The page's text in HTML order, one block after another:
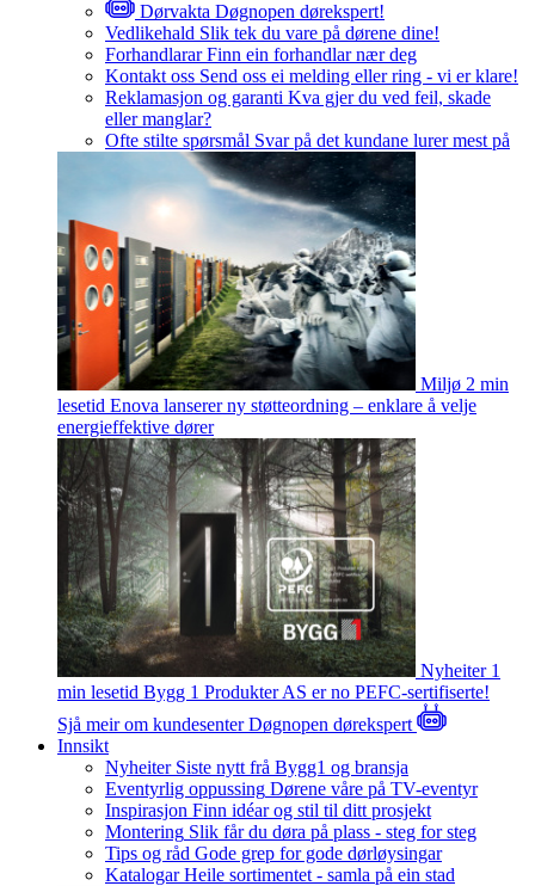
Dørvakta Døgnopen dørekspert!
Vedlikehald Slik tek du vare på dørene dine!
Forhandlarar Finn ein forhandlar nær deg
Kontakt oss Send oss ei melding eller ring - vi er klare!
Reklamasjon og garanti Kva gjer du ved feil, skade
eller manglar?
Ofte stilte spørsmål Svar på det kundane lurer mest på
Miljø 2 min
lesetid Enova lanserer ny støtteordning – enklare å velje
energieffektive dører
Nyheiter 1
min lesetid Bygg 1 Produkter AS er no PEFC-sertifiserte!
Sjå meir om kundesenterDøgnopen dørekspert
Innsikt
Nyheiter Siste nytt frå Bygg1 og bransja
Eventyrlig oppussing Dørene våre på TV-eventyr
Inspirasjon Finn idéar og stil til ditt prosjekt
Montering Slik får du døra på plass - steg for steg
Tips og råd Gode grep for gode dørløysingar
Katalogar Heile sortimentet - samla på ein stad